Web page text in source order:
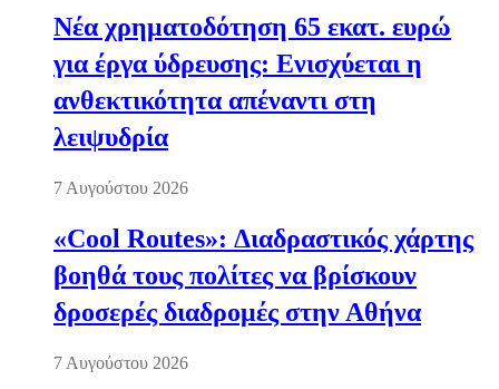
Νέα χρηματοδότηση 65 εκατ. ευρώ
για έργα ύδρευσης: Ενισχύεται η
ανθεκτικότητα απέναντι στη
λειψυδρία
7 Αυγούστου 2026
«Cool Routes»: Διαδραστικός χάρτης
βοηθά τους πολίτες να βρίσκουν
δροσερές διαδρομές στην Αθήνα
7 Αυγούστου 2026